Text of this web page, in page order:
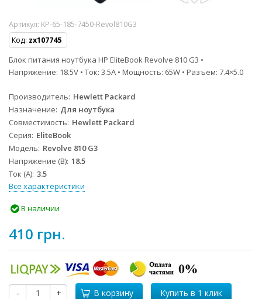
Артикул: KP-65-185-7450-Revol810G3
Код: zx107745
Блок питания ноутбука HP EliteBook Revolve 810 G3 •
Напряжение: 18.5V • Ток: 3.5A • Мощность: 65W • Разъем: 7.4×5.0
Производитель Hewlett Packard
Назначение Для ноутбука
Совместимость Hewlett Packard
Серия EliteBook
Модель Revolve 810 G3
Напряжение (В) 18.5
Ток (А) 3.5
Все характеристики
В наличии
410 грн.
- + В корзину